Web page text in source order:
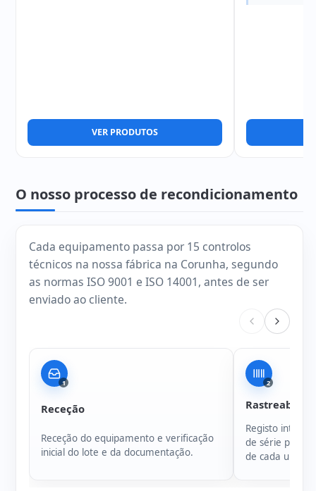
VER PRODUTOS
O nosso processo de recondicionamento
Cada equipamento passa por 15 controlos
técnicos na nossa fábrica na Corunha, segundo
as normas ISO 9001 e ISO 14001, antes de ser
enviado ao cliente.
1
Receção
Receção do equipamento e verificação
inicial do lote e da documentação.
2
Registo
de série para
de cada